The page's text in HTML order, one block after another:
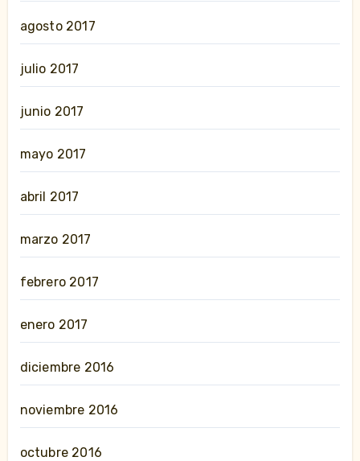
agosto 2017
julio 2017
junio 2017
mayo 2017
abril 2017
marzo 2017
febrero 2017
enero 2017
diciembre 2016
noviembre 2016
octubre 2016